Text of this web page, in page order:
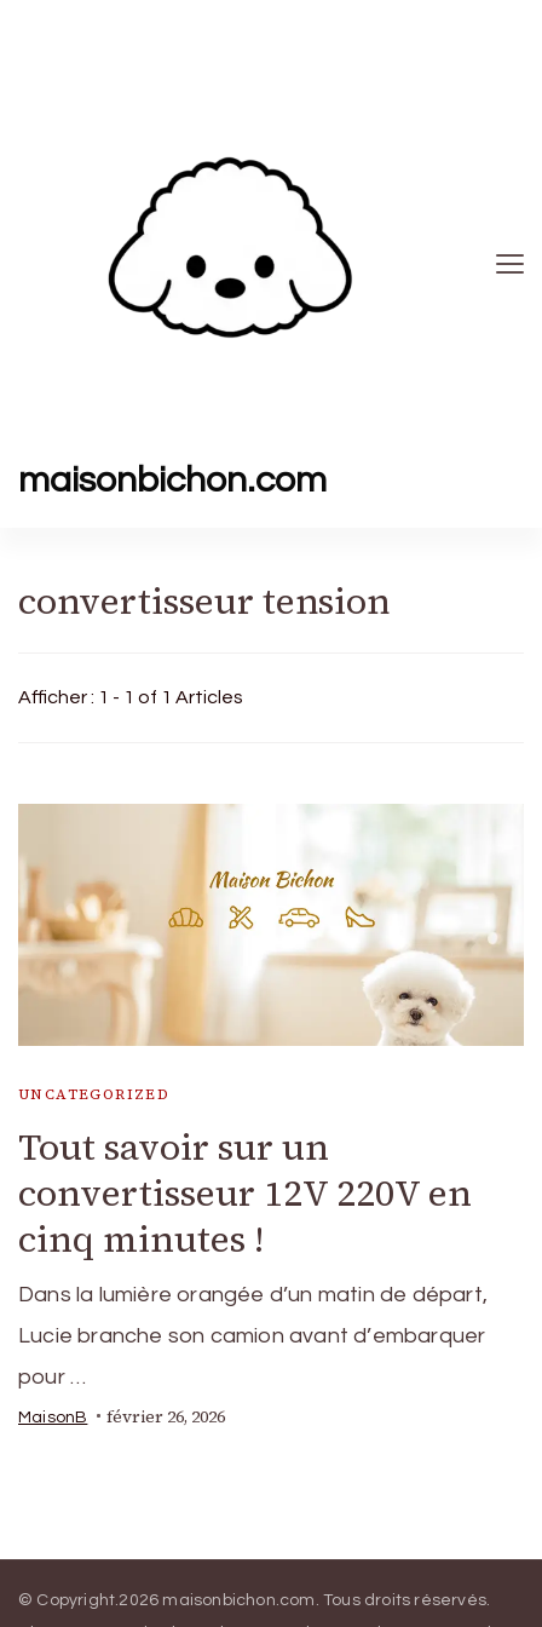
maisonbichon.com
convertisseur tension
Afficher : 1 - 1 of 1 Articles
UNCATEGORIZED
Tout savoir sur un
convertisseur 12V 220V en
cinq minutes !
Dans la lumière orangée d’un matin de départ,
Lucie branche son camion avant d’embarquer
pour …
MaisonB février 26, 2026
© Copyright.2026 maisonbichon.com . Tous droits réservés.